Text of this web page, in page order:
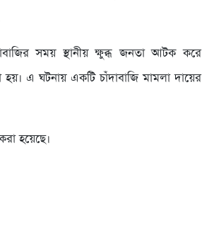
সময় স্থানীয় ক্ষুব্ধ জনতা আটক করে
হয়। এ ঘটনায় একটি চাঁদাবাজি মামলা দায়ের
হয়েছে।